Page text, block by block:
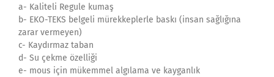
a- Kaliteli Regule kumaş
b- EKO-TEKS belgeli mürekkeplerle baskı (insan sağlığına
zarar vermeyen)
c- Kaydırmaz taban
d- Su çekme özelliği
e- mous için mükemmel algılama ve kayganlık